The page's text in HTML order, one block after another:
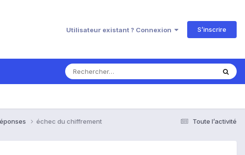
Utilisateur existant ? Connexion S’inscrire
Toute l’activité
échec du chiffrement